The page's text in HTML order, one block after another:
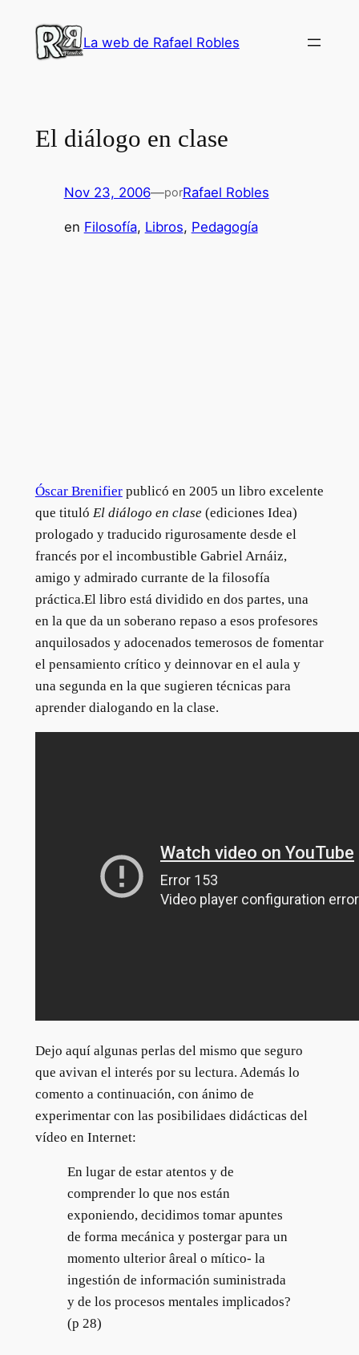
contenido
La web de Rafael Robles
El diálogo en clase
Nov 23, 2006—porRafael Robles
en Filosofía, Libros, Pedagogía
Óscar Brenifierpublicó en 2005 un libro excelente
que tituló El diálogo en clase(ediciones Idea)
prologado y traducido rigurosamente desde el
francés por el incombustible Gabriel Arnáiz,
amigo y admirado currante de la filosofía
práctica.El libro está dividido en dos partes, una
en la que da un soberano repaso a esos profesores
anquilosados y adocenados temerosos de fomentar
el pensamiento crítico y deinnovar en el aula y
una segunda en la que sugieren técnicas para
aprender dialogando en la clase.
Dejo aquí algunas perlas del mismo que seguro
que avivan el interés por su lectura. Además lo
comento a continuación, con ánimo de
experimentar con las posibilidaes didácticas del
vídeo en Internet:
En lugar de estar atentos y de
comprender lo que nos están
exponiendo, decidimos tomar apuntes
de forma mecánica y postergar para un
momento ulterior âreal o mítico- la
ingestión de información suministrada
y de los procesos mentales implicados?
(p 28)